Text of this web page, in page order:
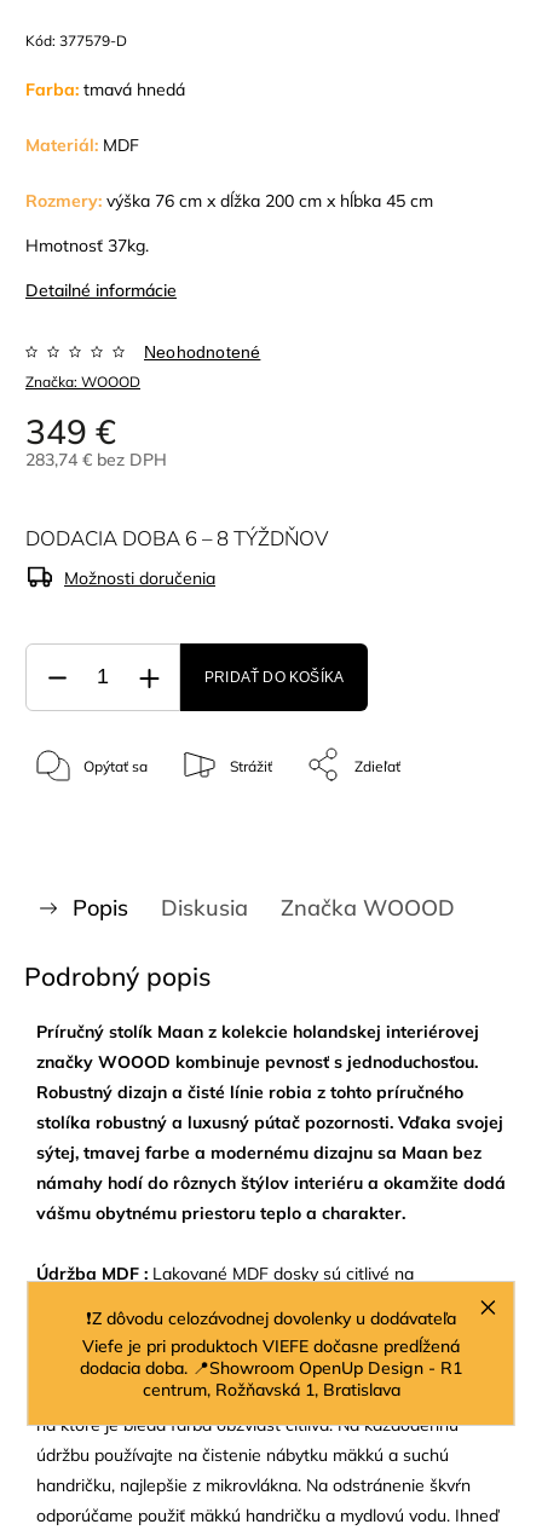
❗Z dôvodu celozávodnej dovolenky u dodávateľa
Viefe je pri produktoch VIEFE dočasne predĺžená
dodacia doba. 📍Showroom OpenUp Design - R1
centrum, Rožňavská 1, Bratislava
Kód: 377579-D
Farba: tmavá hnedá
Materiál: MDF
Rozmery: výška 76 cm x dĺžka 200 cm x hĺbka 45 cm
Hmotnosť 37kg.
Detailné informácie
Značka: WOOOD
Neohodnotené
349 €
283,74 € bez DPH
DODACIA DOBA 6 – 8 TÝŽDŇOV
Možnosti doručenia
PRIDAŤ DO KOŠÍKA
Opýtať sa Strážiť Zdieľať
Popis Diskusia Značka WOOOD
Podrobný popis
Príručný stolík Maan z kolekcie holandskej interiérovej
značky WOOOD kombinuje pevnosť s jednoduchosťou.
Robustný dizajn a čisté línie robia z tohto príručného
stolíka robustný a luxusný pútač pozornosti. Vďaka svojej
sýtej, tmavej farbe a modernému dizajnu sa Maan bez
námahy hodí do rôznych štýlov interiéru a okamžite dodá
vášmu obytnému priestoru teplo a charakter.
Údržba MDF : Lakované MDF dosky sú citlivé na
poškriabanie a poškodenie, preto pozor na povrch! Čistiace
prostriedky s obsahom amoniaku nie sú vhodné na lakované
povrchy, pretože acetón, riedidlo a alkohol môžu rozpustiť
farbu. Nápoje ako červené víno a káva obsahujú pigmenty,
na ktoré je bledá farba obzvlášť citlivá. Na každodennú
údržbu používajte na čistenie nábytku mäkkú a suchú
handričku, najlepšie z mikrovlákna. Na odstránenie škvŕn
odporúčame použiť mäkkú handričku a mydlovú vodu. Ihneď